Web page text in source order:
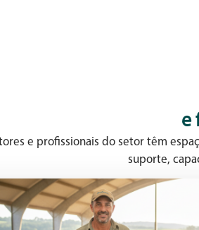
e
e profissionais do setor têm
suporte,